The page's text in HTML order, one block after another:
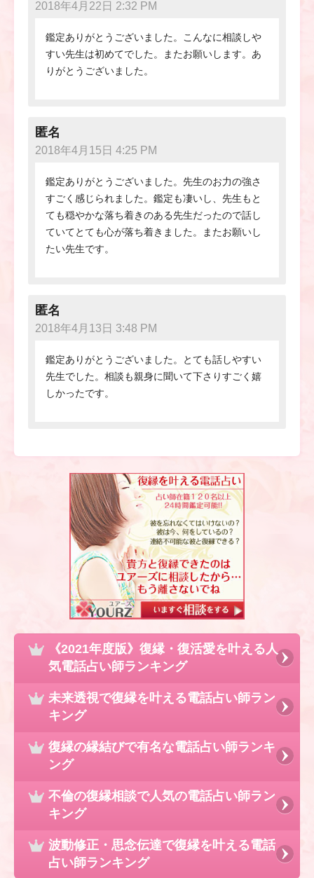
2018年4月22日 2:32 PM
鑑定ありがとうございました。こんなに相談しや
すい先生は初めてでした。またお願いします。あ
りがとうございました。
匿名
2018年4月15日 4:25 PM
鑑定ありがとうございました。先生のお力の強さ
すごく感じられました。鑑定も凄いし、先生もと
ても穏やかな落ち着きのある先生だったので話し
ていてとても心が落ち着きました。またお願いし
たい先生です。
匿名
2018年4月13日 3:48 PM
鑑定ありがとうございました。とても話しやすい
先生でした。相談も親身に聞いて下さりすごく嬉
しかったです。
《2021年度版》復縁・復活愛を叶える人
気電話占い師ランキング
未来透視で復縁を叶える電話占い師ラン
キング
復縁の縁結びで有名な電話占い師ランキ
ング
不倫の復縁相談で人気の電話占い師ラン
キング
波動修正・思念伝達で復縁を叶える電話
占い師ランキング